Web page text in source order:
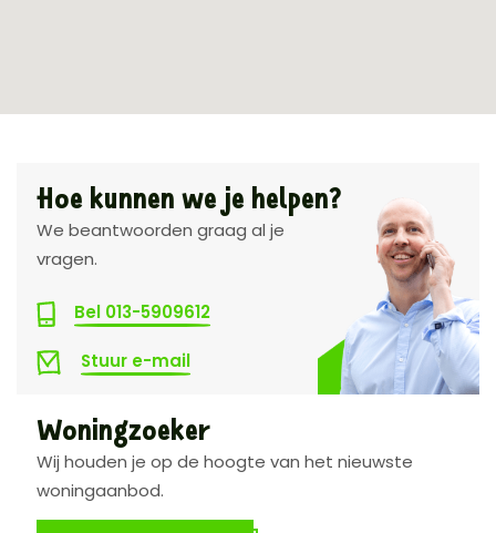
Hoe kunnen we je helpen?
We beantwoorden graag al je
vragen.
Bel 013-5909612
Stuur e-mail
Woningzoeker
Wij houden je op de hoogte van het nieuwste
woningaanbod.